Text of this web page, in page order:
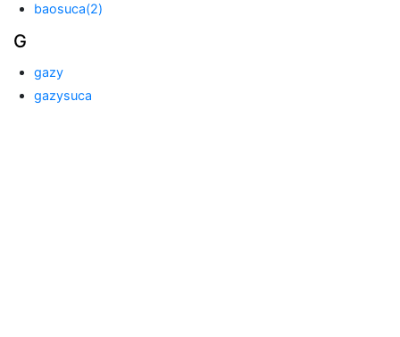
baosuca(2)
G
gazy
gazysuca